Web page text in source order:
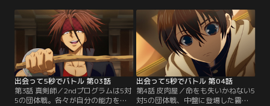
風の女・魅音によって無残にも殺さ
れてしまう。目が覚めると、謎の施
設に集められていた啓。魅音に「能
力」の実験モニターとしてプログラ
ムに参加してもらうと告げられ…。
【提供：バンダイチャンネル】
うとして死んでしまう。最初のプロ
グラムは1on1での決闘。対戦相手の
予想外の行動に戸惑う優利は苦戦を
強いられるが、同居していた少女の
元に戻るため、絶対にこのゲームを
クリアすると誓う。【提供：バンダ
イチャンネル】
出会って5秒でバトル 第03話
第3話 真剣師／2ndプログラムは5対
5の団体戦。各々が自分の能力を明
出会って5秒でバトル 第04話
第4話 皮肉屋／命をも失いかねない5
対5の団体戦、中盤に登場した霧崎